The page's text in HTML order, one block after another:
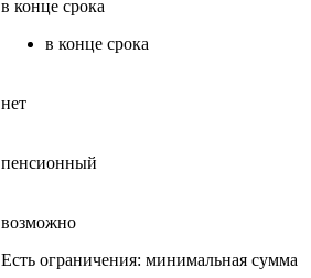
в конце срока
в конце срока
нет
пенсионный
возможно
Есть ограничения: минимальная сумма